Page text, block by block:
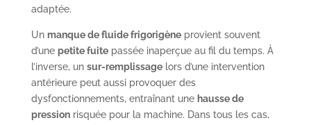
adaptée.
Un manque de fluide frigorigèneprovient souvent
d’une petite fuitepassée inaperçue au fil du temps. À
l’inverse, un sur-remplissagelors d’une intervention
antérieure peut aussi provoquer des
dysfonctionnements, entraînant une hausse de
pressionrisquée pour la machine. Dans tous les cas,